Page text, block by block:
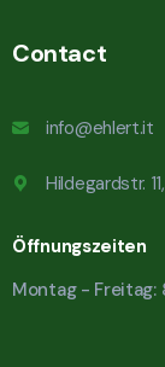
Contact
info@ehlert.it
Hildegardstr.
Öffnungszeiten
Montag - Freitag: